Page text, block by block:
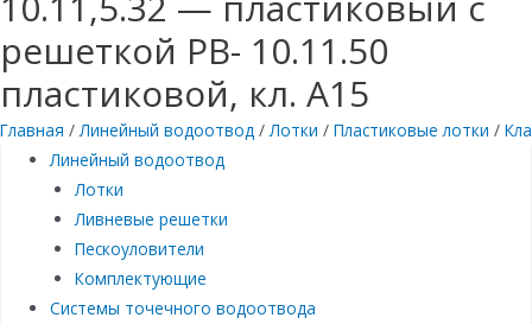
решеткой РВ- 10.11.50
пластиковой, кл. A15
Главная /Линейный водоотвод /Лотки / Пластиковые лотки /
Линейный водоотвод
Лотки
Ливневые решетки
Пескоуловители
Комплектующие
Системы точечного водоотвода